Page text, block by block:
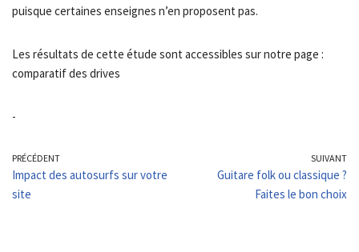
puisque certaines enseignes n’en proposent pas.
Les résultats de cette étude sont accessibles sur notre page :
comparatif des drives
-
PRÉCÉDENT
Impact des autosurfs sur votre
site
SUIVANT
Guitare folk ou classique ?
Faites le bon choix